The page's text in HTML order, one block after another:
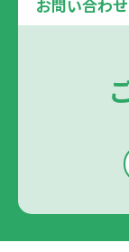
お問い合わせ